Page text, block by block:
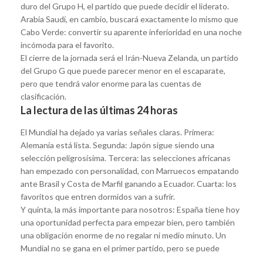
duro del Grupo H, el partido que puede decidir el liderato.
Arabia Saudí, en cambio, buscará exactamente lo mismo que
Cabo Verde: convertir su aparente inferioridad en una noche
incómoda para el favorito.
El cierre de la jornada será el Irán-Nueva Zelanda, un partido
del Grupo G que puede parecer menor en el escaparate,
pero que tendrá valor enorme para las cuentas de
clasificación.
La lectura de las últimas 24 horas
El Mundial ha dejado ya varias señales claras. Primera:
Alemania está lista. Segunda: Japón sigue siendo una
selección peligrosísima. Tercera: las selecciones africanas
han empezado con personalidad, con Marruecos empatando
ante Brasil y Costa de Marfil ganando a Ecuador. Cuarta: los
favoritos que entren dormidos van a sufrir.
Y quinta, la más importante para nosotros: España tiene hoy
una oportunidad perfecta para empezar bien, pero también
una obligación enorme de no regalar ni medio minuto. Un
Mundial no se gana en el primer partido, pero se puede